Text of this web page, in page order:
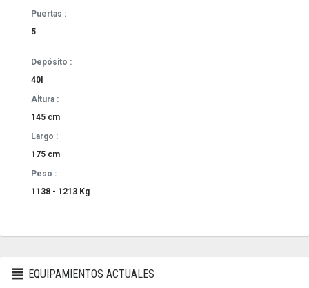
Puertas :
5
Depósito :
40l
Altura :
145 cm
Largo :
175 cm
Peso :
1138 - 1213 Kg
EQUIPAMIENTOS ACTUALES